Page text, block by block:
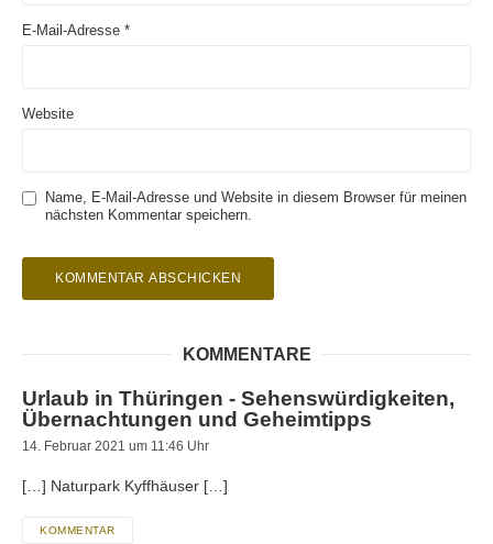
E-Mail-Adresse *
Website
Name, E-Mail-Adresse und Website in diesem Browser für meinen
nächsten Kommentar speichern.
KOMMENTARE
Urlaub in Thüringen - Sehenswürdigkeiten,
Übernachtungen und Geheimtipps
14. Februar 2021 um 11:46 Uhr
[…] Naturpark Kyffhäuser […]
KOMMENTAR